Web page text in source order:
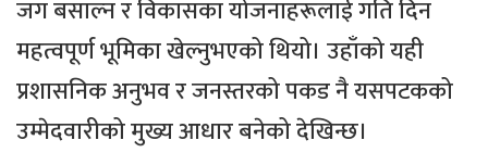
जग बसाल्न र विकासका योजनाहरूलाई गति दिन
महत्वपूर्ण भूमिका खेल्नुभएको थियो। उहाँको यही
प्रशासनिक अनुभव र जनस्तरको पकड नै यसपटकको
उम्मेदवारीको मुख्य आधार बनेको देखिन्छ।